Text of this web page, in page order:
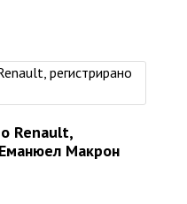
Renault,
Макрон